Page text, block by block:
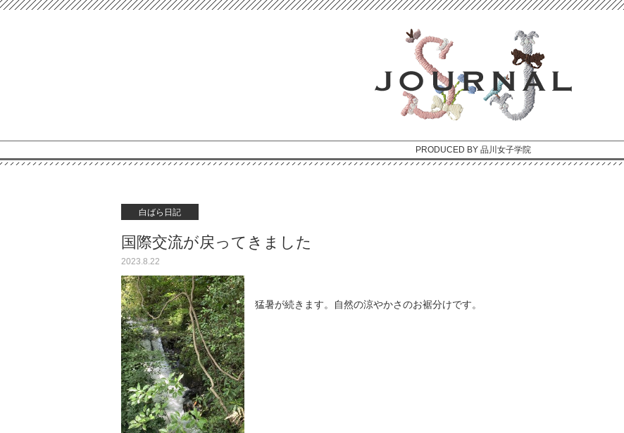
PRODUCED BY 品川女子学院
白ばら日記
国際交流が戻ってきました
2023.8.22
猛暑が続きます。自然の涼やかさのお裾分けです。